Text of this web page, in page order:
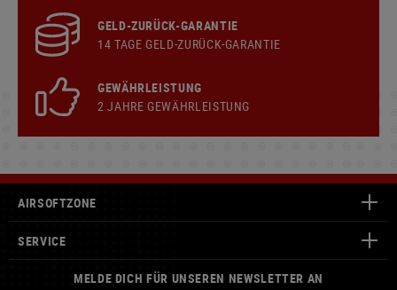
GELD-ZURÜCK-GARANTIE
14 TAGE GELD-ZURÜCK-GARANTIE
GEWÄHRLEISTUNG
2 JAHRE GEWÄHRLEISTUNG
AIRSOFTZONE
SERVICE
MELDE DICH FÜR UNSEREN NEWSLETTER AN